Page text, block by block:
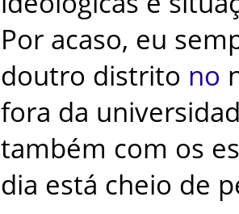
Por acaso, eu
doutro distrito no
fora da
também com os
dia está cheio de